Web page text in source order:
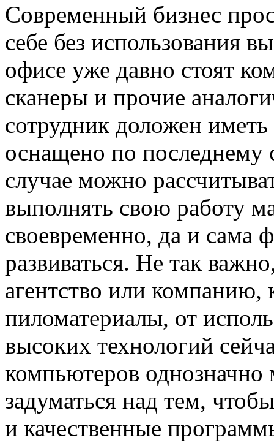
Современный бизнес
себе без использования
офисе уже давно стоят
сканеры и прочие
сотрудник доложен
оснащено по последнему
случае можно
выполнять свою работу
своевременно, да и сама
развиваться. Не так
агентство или компанию,
пиломатериалы, от
высоких технологий
компьютеров однозначно
задуматься над тем,
и качественные